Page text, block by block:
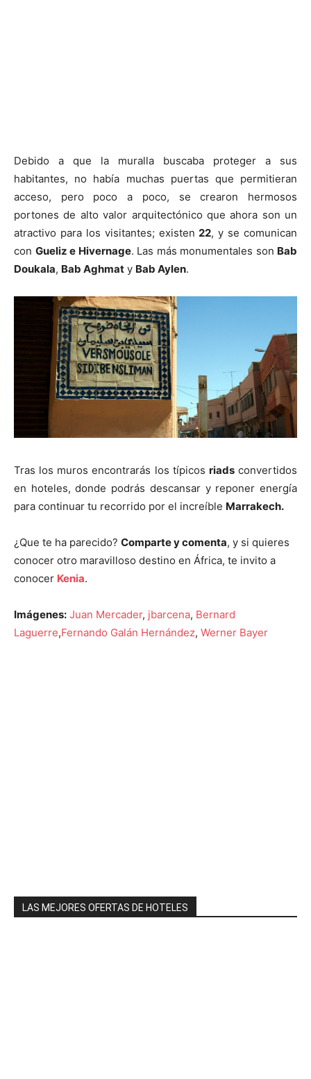
Debido a que la muralla buscaba proteger a sus
habitantes, no había muchas puertas que permitieran
acceso, pero poco a poco, se crearon hermosos
portones de alto valor arquitectónico que ahora son un
atractivo para los visitantes; existen22, y se comunican
con Gueliz e Hivernage. Las más monumentales son Bab
Doukala, Bab Aghmat y Bab Aylen.
Tras los muros encontrarás los típicos riadsconvertidos
en hoteles, donde podrás descansar y reponer energía
para continuar tu recorrido por el increíble Marrakech.
¿Que te ha parecido? Comparte y comenta, y si quieres
conocer otro maravilloso destino en África, te invito a
conocer Kenia.
Imágenes: Juan Mercader, jbarcena, Bernard
Laguerre,Fernando Galán Hernández, Werner Bayer
LAS MEJORES OFERTAS DE HOTELES